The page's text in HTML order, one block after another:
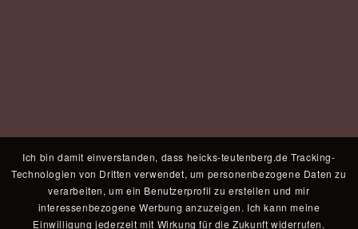
Ich bin damit einverstanden, dass heicks-teutenberg.de Tracking-
Technologien von Dritten verwendet, um personenbezogene Daten zu
verarbeiten, um ein Benutzerprofil zu erstellen und mir
interessenbezogene Werbung anzuzeigen. Ich kann meine
Einwilligung jederzeit mit Wirkung für die Zukunft widerrufen.